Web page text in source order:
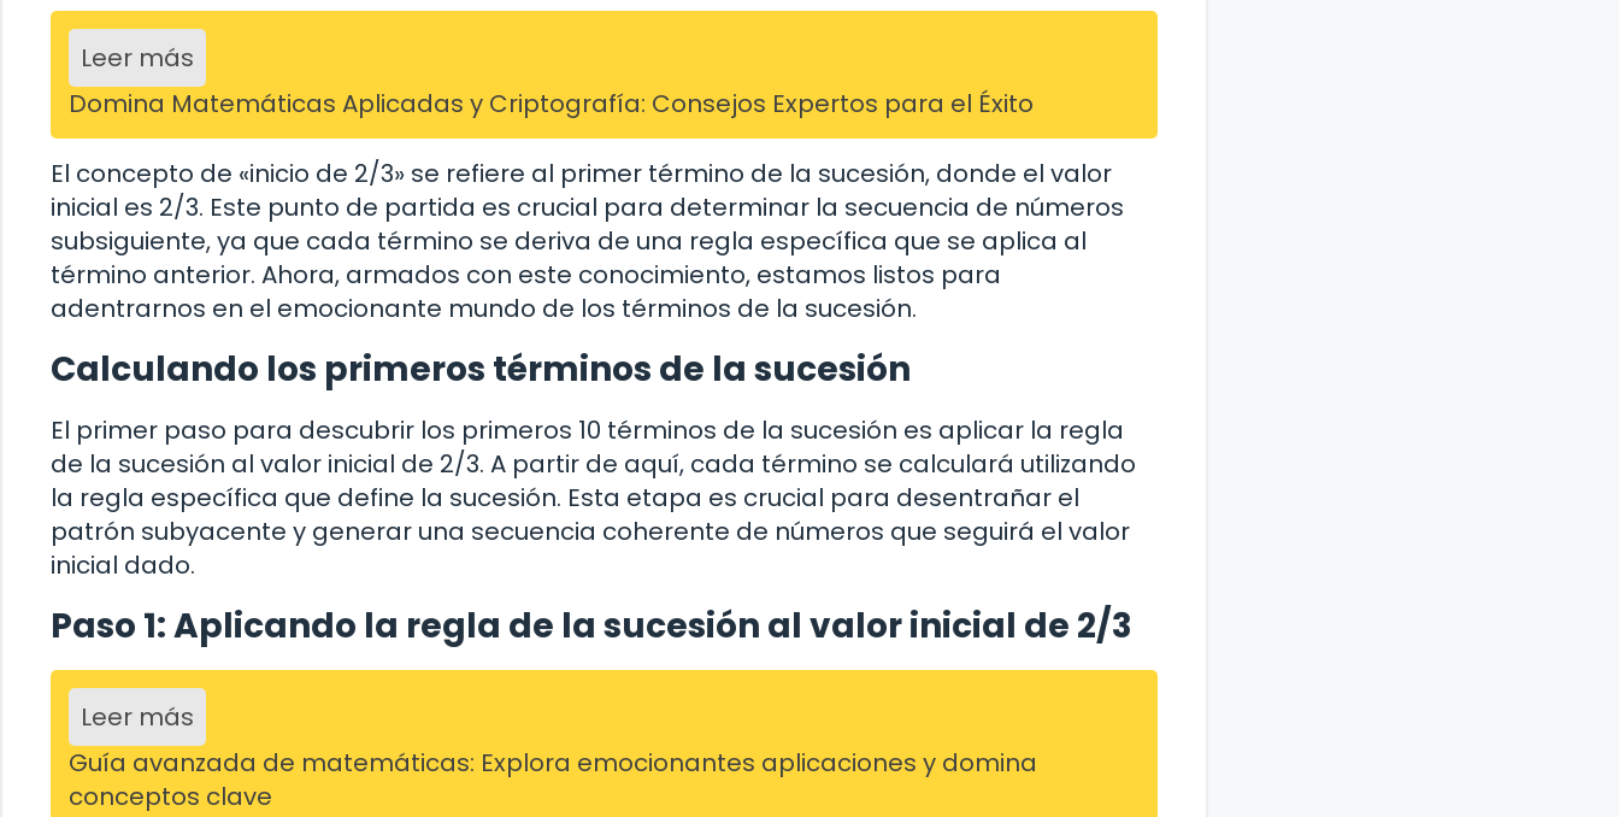
Leer más
Domina Matemáticas Aplicadas y Criptografía: Consejos Expertos para el Éxito
El concepto de «inicio de 2/3» se refiere al primer término de la sucesión, donde el valor
inicial es 2/3. Este punto de partida es crucial para determinar la secuencia de números
subsiguiente, ya que cada término se deriva de una regla específica que se aplica al
término anterior. Ahora, armados con este conocimiento, estamos listos para
adentrarnos en el emocionante mundo de los términos de la sucesión.
Calculando los primeros términos de la sucesión
El primer paso para descubrir los primeros 10 términos de la sucesión es aplicar la regla
de la sucesión al valor inicial de 2/3. A partir de aquí, cada término se calculará utilizando
la regla específica que define la sucesión. Esta etapa es crucial para desentrañar el
patrón subyacente y generar una secuencia coherente de números que seguirá el valor
inicial dado.
Paso 1: Aplicando la regla de la sucesión al valor inicial de 2/3
Leer más
Guía avanzada de matemáticas: Explora emocionantes aplicaciones y domina
conceptos clave